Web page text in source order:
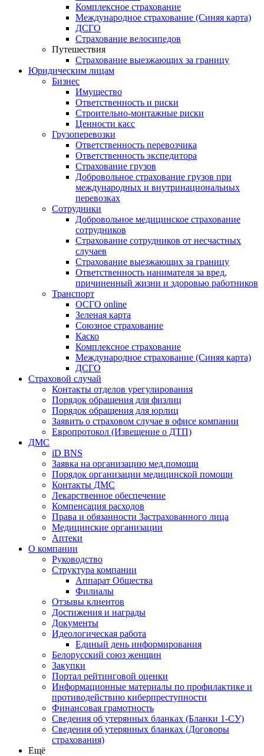
Комплексное страхование
Международное страхование (Синяя карта)
ДСГО
Страхование велосипедов
Путешествия
Страхование выезжающих за границу
Юридическим лицам
Бизнес
Имущество
Ответственность и риски
Строительно-монтажные риски
Ценности касс
Грузоперевозки
Ответственность перевозчика
Ответственность экспедитора
Страхование грузов
Добровольное страхование грузов при
международных и внутринациональных
перевозках
Сотрудники
Добровольное медицинское страхование
сотрудников
Страхование сотрудников от несчастных
случаев
Страхование выезжающих за границу
Ответственность нанимателя за вред,
причиненный жизни и здоровью работников
Транспорт
ОСГО online
Зеленая карта
Союзное страхование
Каско
Комплексное страхование
Международное страхование (Синяя карта)
ДСГО
Страховой случай
Контакты отделов урегулирования
Порядок обращения для физлиц
Порядок обращения для юрлиц
Заявить о страховом случае в офисе компании
Европротокол (Извещение о ДТП)
ДМС
iD BNS
Заявка на организацию мед.помощи
Порядок организации медицинской помощи
Контакты ДМС
Лекарственное обеспечение
Компенсация расходов
Права и обязанности Застрахованного лица
Медицинские организации
Аптеки
О компании
Руководство
Структура компании
Аппарат Общества
Филиалы
Отзывы клиентов
Достижения и награды
Документы
Идеологическая работа
Единый день информирования
Белорусский союз женщин
Закупки
Портал рейтинговой оценки
Информационные материалы по профилактике и
противодействию киберпреступности
Финансовая грамотность
Сведения об утерянных бланках (Бланки 1-СУ)
Сведения об утерянных бланках (Договоры
страхования)
Ещё